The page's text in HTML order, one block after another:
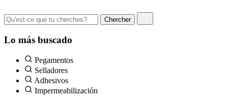
Lo más buscado
Pegamentos
Selladores
Adhesivos
Impermeabilización